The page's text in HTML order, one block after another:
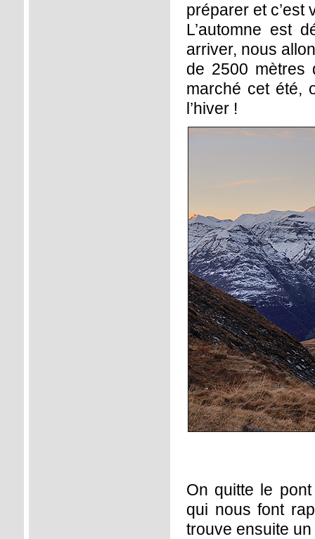
préparer et c’est
L’automne est
arriver, nous
de 2500 mètres
marché cet été,
l’hiver !
On quitte le
qui nous font
trouve ensuite